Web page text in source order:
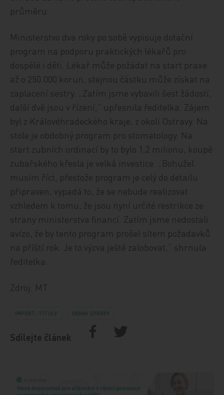
průměru.
Ministerstvo dva roky po sobě vypisuje dotační
program na podporu praktických lékařů pro
dospělé i děti. Lékař může požádat na start praxe
až o 250.000 korun, stejnou částku může získat na
zaplacení sestry. „Zatím jsme vybavili šest žádostí,
další dvě jsou v řízení,“ upřesnila ředitelka. Zájem
byl z Královéhradeckého kraje, z okolí Ostravy. Na
stole je obdobný program pro stomatology. Na
start zubních ordinací by to bylo 1,2 milionu, koupě
zubařského křesla je velká investice. „Bohužel
musím říct, přestože program je celý do detailu
připraven, vypadá to, že se nebude realizovat
vzhledem k tomu, že jsou nyní určité restrikce ze
strany ministerstva financí. Zatím jsme nedostali
avízo, že by tento program prošel sítem požadavků
na příští rok. Je to výzva ještě zalobovat,“ shrnula
ředitelka.
Zdroj: MT
IMPORT: TITULY DENNÍ ZPRÁVY
Sdílejte článek